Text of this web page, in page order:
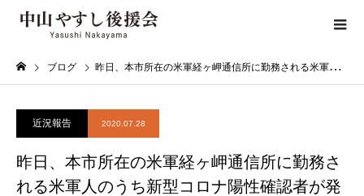
ブログ 昨日、本市所在の米軍経ヶ岬通信所に勤務される米軍人のうち新型コロナ陽性確認者が発生しました。
近況報告 2020.07.28
昨日、本市所在の米軍経ヶ岬通信所に勤務さ
れる米軍人のうち新型コロナ陽性確認者が発